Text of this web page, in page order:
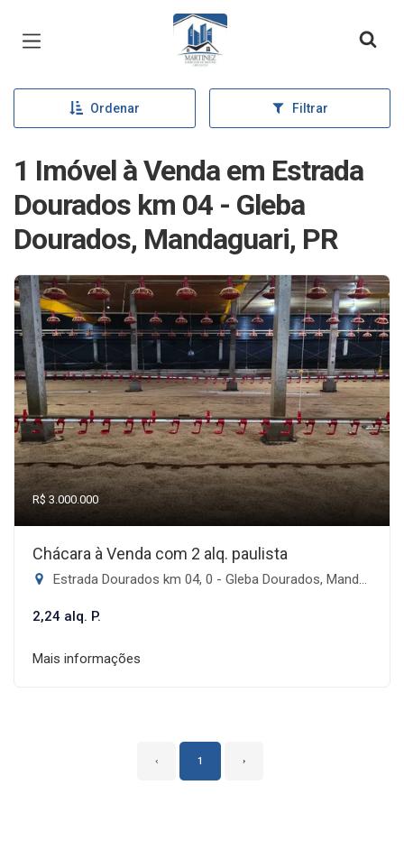
Página inicial
Ordenar Filtrar
1 Imóvel à Venda em Estrada
Dourados km 04 - Gleba
Dourados, Mandaguari, PR
R$ 3.000.000
Chácara à Venda com 2 alq. paulista
Estrada Dourados km 04, 0 - Gleba Dourados, Mandaguari-PR
2,24 alq. P.
Mais informações
‹ 1 ›